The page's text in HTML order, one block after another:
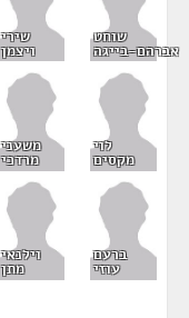
שוחט
אברהם-בייגה
שירי
ויצמן
לוי
מקסים
משעני
מרדכי
ברעם
עוזי
וילנאי
מתן